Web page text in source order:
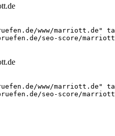
www/marriott.de"
seo-score/
www/marriott.de"
seo-score/